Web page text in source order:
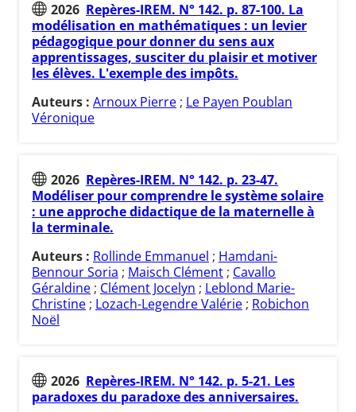
2026 Repères-IREM. N° 142. p. 87-100. La
modélisation en mathématiques : un levier
pédagogique pour donner du sens aux
apprentissages, susciter du plaisir et motiver
les élèves. L'exemple des impôts.
Auteurs : Arnoux Pierre ; Le Payen Poublan
Véronique
2026 Repères-IREM. N° 142. p. 23-47.
Modéliser pour comprendre le système solaire
: une approche didactique de la maternelle à
la terminale.
Auteurs : Rollinde Emmanuel ; Hamdani-
Bennour Soria ; Maisch Clément ; Cavallo
Géraldine ; Clément Jocelyn ; Leblond Marie-
Christine ; Lozach-Legendre Valérie ; Robichon
Noël
2026 Repères-IREM. N° 142. p. 5-21. Les
paradoxes du paradoxe des anniversaires.